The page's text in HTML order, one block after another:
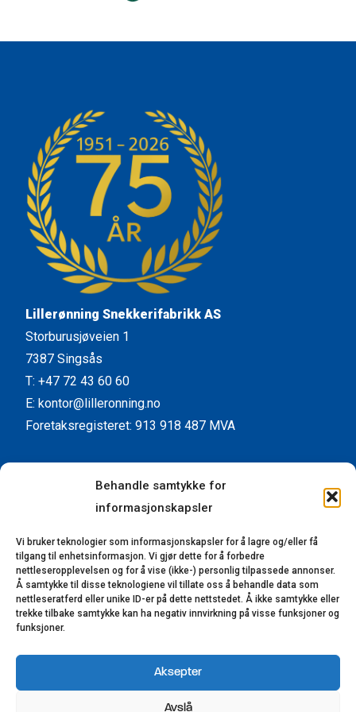
Behandle samtykke for
informasjonskapsler
Vi bruker teknologier som informasjonskapsler for å lagre og/eller få
tilgang til enhetsinformasjon. Vi gjør dette for å forbedre
nettleseropplevelsen og for å vise (ikke-) personlig tilpassede annonser.
Å samtykke til disse teknologiene vil tillate oss å behandle data som
nettleseratferd eller unike ID-er på dette nettstedet. Å ikke samtykke eller
trekke tilbake samtykke kan ha negativ innvirkning på visse funksjoner og
funksjoner.
Aksepter
Avslå
Lillerønning Snekkerifabrikk AS
Storburusjøveien 1
7387 Singsås
T: +47 72 43 60 60
E: kontor@lilleronning.no
Foretaksregisteret: 913 918 487 MVA
Facebook
Instagram
YouTube
LinkedIn
Kontaktinformasjon
Forhandlere
Reklamasjon
Bærekraft
Åpenhetsloven